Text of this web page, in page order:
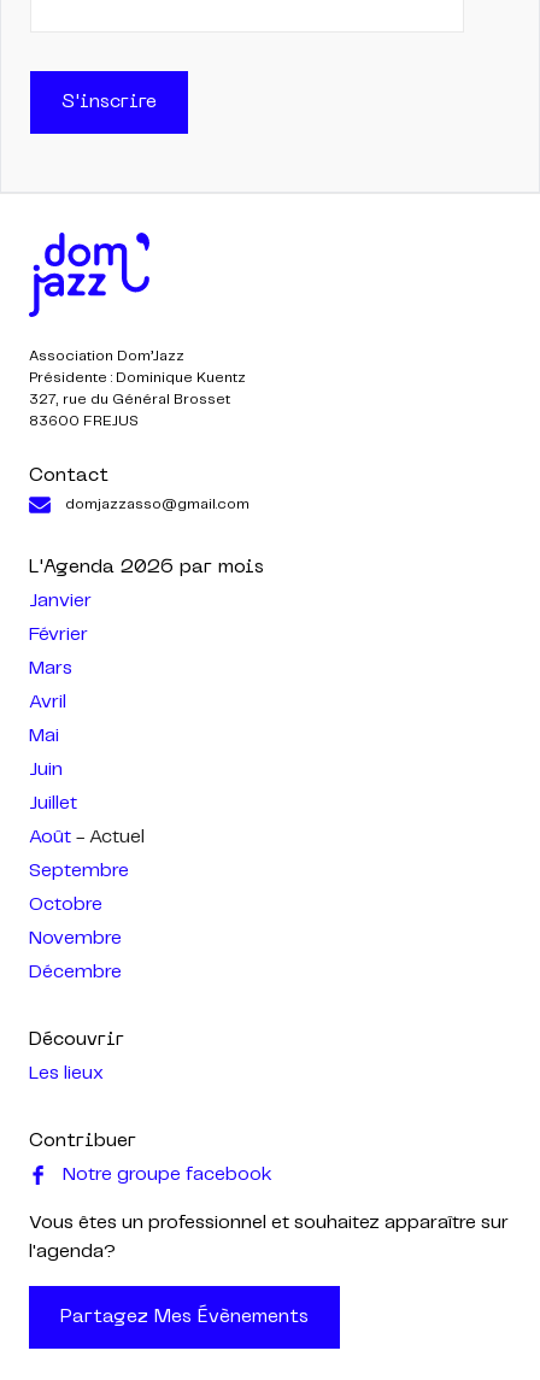
S'inscrire
Association Dom’Jazz
Présidente : Dominique Kuentz
327, rue du Général Brosset
83600 FREJUS
Contact
domjazzasso@gmail.com
L'Agenda 2026 par mois
Janvier
Février
Mars
Avril
Mai
Juin
Juillet
Août - Actuel
Septembre
Octobre
Novembre
Décembre
Découvrir
Les lieux
Contribuer
Notre groupe facebook
Vous êtes un professionnel et souhaitez apparaître sur
l'agenda?
Partagez Mes Évènements